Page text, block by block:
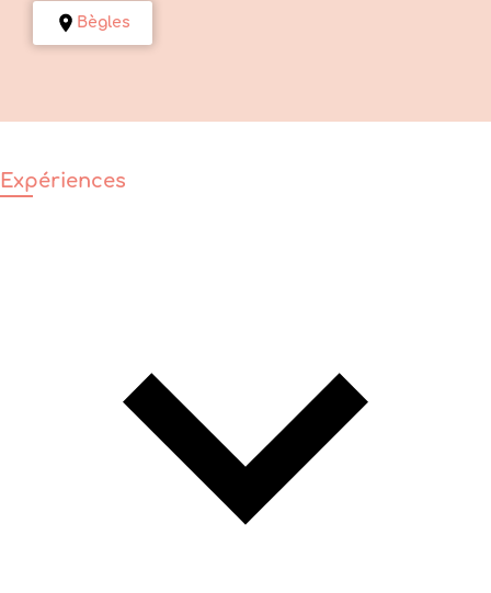
Bègles
Expériences